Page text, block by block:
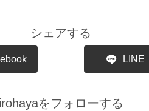
シェアする
LINE
irohayaをフォローする